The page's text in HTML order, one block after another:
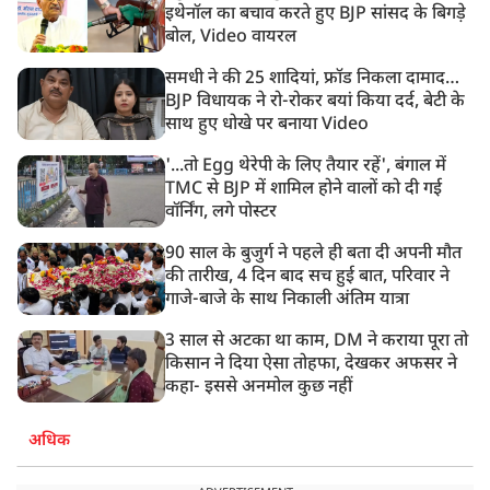
11:24 AM
दिल्ली में AAP विधायक अजय दत्त के दक्षिणपुरी स्थित दफ़्तर के
बाहर BJP का प्रदर्शन
इथेनॉल का बचाव करते हुए BJP सांसद के बिगड़े
बोल, Video वायरल
समधी ने की 25 शादियां, फ्रॉड निकला दामाद…
BJP विधायक ने रो-रोकर बयां किया दर्द, बेटी के
साथ हुए धोखे पर बनाया Video
'...तो Egg थेरेपी के लिए तैयार रहें', बंगाल में
TMC से BJP में शामिल होने वालों को दी गई
वॉर्निंग, लगे पोस्टर
90 साल के बुजुर्ग ने पहले ही बता दी अपनी मौत
की तारीख, 4 दिन बाद सच हुई बात, परिवार ने
गाजे-बाजे के साथ निकाली अंतिम यात्रा
3 साल से अटका था काम, DM ने कराया पूरा तो
किसान ने दिया ऐसा तोहफा, देखकर अफसर ने
कहा- इससे अनमोल कुछ नहीं
अधिक